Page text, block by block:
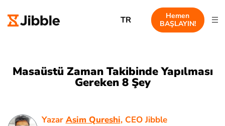
TR
Hemen
BAŞLAYIN!
Masaüstü Zaman Takibinde Yapılması
Gereken 8 Şey
Yazar Asim Qureshi, CEO Jibble